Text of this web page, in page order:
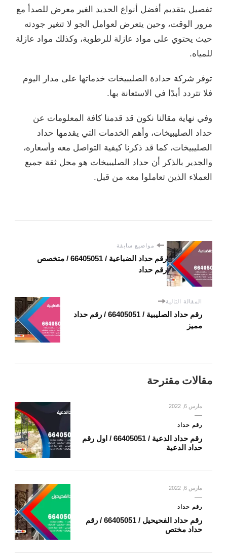
تفصيل بتقديم أفضل أنواع الحديد الغير معرض للصدأ مع
مرور الوقت، وحين يتعرض لعوامل الجو لا تتغير جودته
حيث يحتوي على مواد عازلة للرطوبة، وكذلك مواد عازلة
للمياه.
توفر شركة حدادة الصليبيخات خدماتها على مدار اليوم
فلا تتردد أبدًا في الاستعانة بها.
وفي نهاية مقالنا نكون قد قدمنا كافة المعلومات عن
حداد الصليبيخات، وأهم الخدمات التي يقدمها حداد
الصليبيخات، كما قد ذكرنا كيفية التواصل معه وأسعاره،
والجدير بالذكر أن حداد الصليبيخات هو محل ثقة جميع
العملاء الذين تعاملوا معه من قبل.
مواضيع سابقة
رقم حداد الضباعية / 66405051 / متخصص
رقم حداد
المقالة التالية
رقم حداد الصليبية / 66405051 / رقم حداد
مميز
مقالات مقترحة
مارس 6, 2022
رقم حداد
رقم حداد الدعية / 66405051 / اول رقم
حداد الدعية
مارس 6, 2022
رقم حداد
رقم حداد الفحيحيل / 66405051 / رقم
حداد مختص